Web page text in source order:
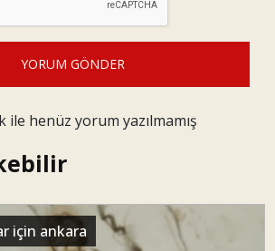
YORUM GÖNDER
ile henüz yorum yazılmamış
için ankara